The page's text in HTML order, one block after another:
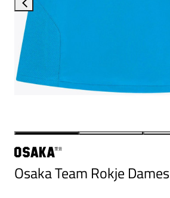
Osaka Team Rokje Dames